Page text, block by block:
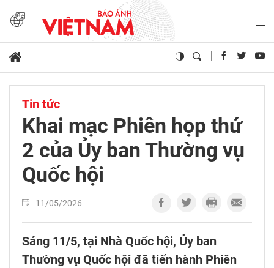
Tin tức
Khai mạc Phiên họp thứ
2 của Ủy ban Thường vụ
Quốc hội
11/05/2026
Sáng 11/5, tại Nhà Quốc hội, Ủy ban
Thường vụ Quốc hội đã tiến hành Phiên